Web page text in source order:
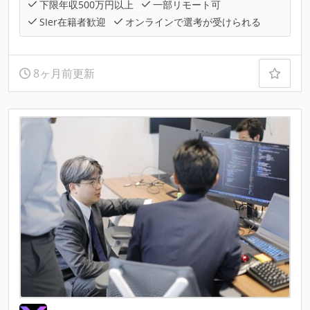
下限年収500万円以上
一部リモート可
SIer在籍者歓迎
オンラインで選考が受けられる
8ヶ月前更新